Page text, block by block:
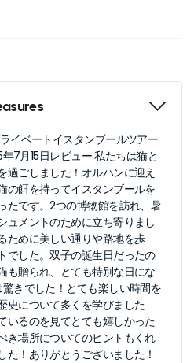
イベートイスタンブールツアー
7月15日レビュー 私たちは猫と
過ごしました！オルハンに迎え
の餌を持ってイスタンブールを
たです。2つの博物館を訪れ、暑
ュメントのために立ち寄りまし
ために美しい通りや路地を歩
でした。双子の誕生日だったの
も贈られ、とても特別な日にな
きでした！とても楽しい時間を
史について多くを学びました
いるのを見てとても嬉しかった
き場所についてのヒントもくれ
た！ありがとうございました！